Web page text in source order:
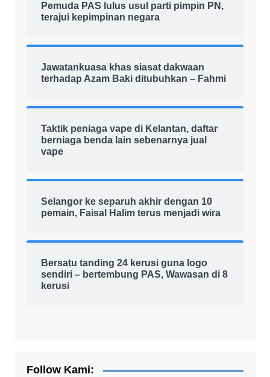
Pemuda PAS lulus usul parti pimpin PN,
terajui kepimpinan negara
Jawatankuasa khas siasat dakwaan
terhadap Azam Baki ditubuhkan – Fahmi
Taktik peniaga vape di Kelantan, daftar
berniaga benda lain sebenarnya jual
vape
Selangor ke separuh akhir dengan 10
pemain, Faisal Halim terus menjadi wira
Bersatu tanding 24 kerusi guna logo
sendiri – bertembung PAS, Wawasan di 8
kerusi
Follow Kami: